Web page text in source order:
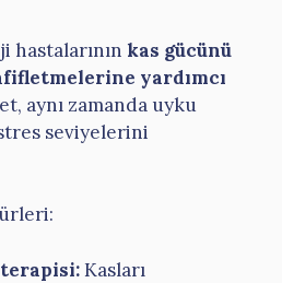
hastalarının kas gücünü
yardımcı
aynı zamanda uyku
seviyelerini
terapisi:Kasları